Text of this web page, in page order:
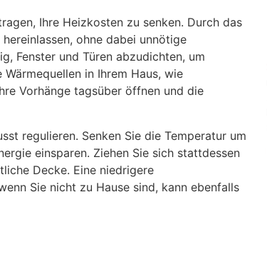
Ihre Heizkosten zu senken. Durch das
ohne dabei unnötige
Fenster und Türen abzudichten, um
in Ihrem Haus, wie
Vorhänge tagsüber öffnen und die
regulieren. Senken Sie die Temperatur um
einsparen. Ziehen Sie sich stattdessen
Decke. Eine niedrigere
Sie nicht zu Hause sind, kann ebenfalls